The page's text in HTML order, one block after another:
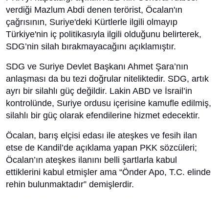
verdiği Mazlum Abdi denen terörist, Öcalan'ın
çağrısının, Suriye'deki Kürtlerle ilgili olmayıp
Türkiye'nin iç politikasıyla ilgili olduğunu belirterek,
SDG’nin silah bırakmayacağını açıklamıştır.
SDG ve Suriye Devlet Başkanı Ahmet Şara’nın
anlaşması da bu tezi doğrular niteliktedir. SDG, artık
ayrı bir silahlı güç değildir. Lakin ABD ve İsrail’in
kontrolünde, Suriye ordusu içerisine kamufle edilmiş,
silahlı bir güç olarak efendilerine hizmet edecektir.
Öcalan, barış elçisi edası ile ateşkes ve fesih ilan
etse de Kandil’de açıklama yapan PKK sözcüleri;
Öcalan’ın ateşkes ilanını belli şartlarla kabul
ettiklerini kabul etmişler ama “Önder Apo, T.C. elinde
rehin bulunmaktadır” demişlerdir.